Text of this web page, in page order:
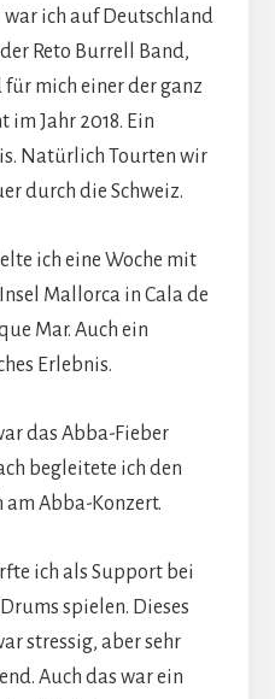
war ich auf Deutschland
Reto Burrell Band,
mich einer der ganz
Jahr 2018. Ein
Natürlich Tourten wir
durch die Schweiz.
ich eine Woche mit
Mallorca in Cala de
Mar. Auch ein
Erlebnis.
das Abba-Fieber
begleitete ich den
am Abba-Konzert.
ich als Support bei
spielen. Dieses
stressig, aber sehr
Auch das war ein